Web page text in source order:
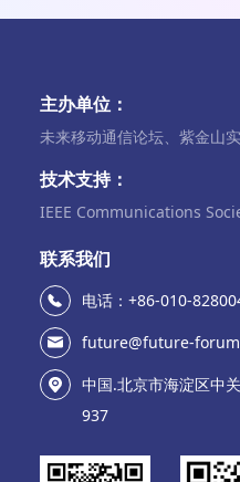
主办单位：
未来移动通信论坛、紫金山
技术支持：
IEEE Communications
联系我们
电话：+86-010-
future@future-
中国.北京市海淀区中
937